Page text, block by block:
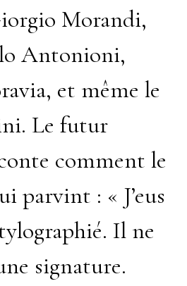
Morandi,
Antonioni,
et même le
Le futur
comment le
parvint : « J’eus
Il ne
signature.